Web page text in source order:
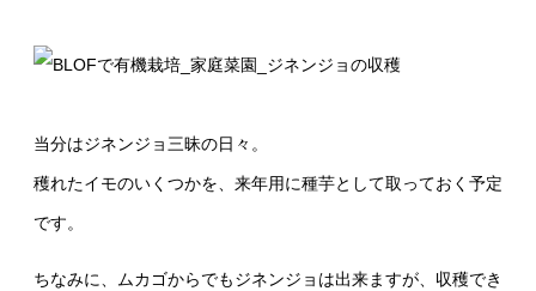
当分はジネンジョ三昧の日々。
穫れたイモのいくつかを、来年用に種芋として取っておく予定
です。
ちなみに、ムカゴからでもジネンジョは出来ますが、収穫でき